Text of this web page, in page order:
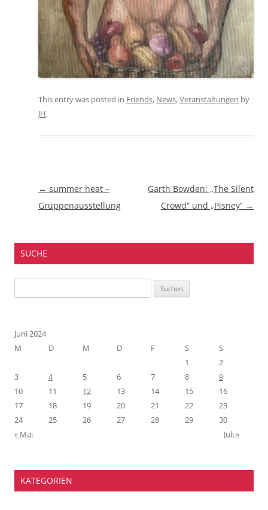
This entry was posted in Friends, News,Veranstaltungen by
JH.
Beitragsnavigation
← summer heat –
Gruppenausstellung
Garth Bowden: „The Silent
Crowd“ und „Pisney“ →
SUCHE
nach:
Juni 2024
M
D M D F S
S
1
2
3
4 5 6 7 8
9
10
11 12 13 14 15
16
17
18 19 20 21 22
23
24
25 26 27 28 29
30
« Mai
Juli »
KATEGORIEN